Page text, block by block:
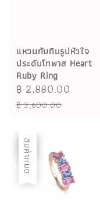
แหวนทับทิมรูปหัวใจ
ประดับโทพาส Heart
Ruby Ring
Sale
price
฿ 2,880.00
฿ 3,600.00
ลด
สินค้าหมด